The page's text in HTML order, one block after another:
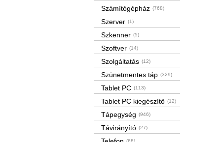
Számítógépház (768)
Szerver (1)
Szkenner (5)
Szoftver (14)
Szolgáltatás (12)
Szünetmentes táp (329)
Tablet PC (113)
Tablet PC kiegészítő (12)
Tápegység (946)
Távirányító (27)
(68)